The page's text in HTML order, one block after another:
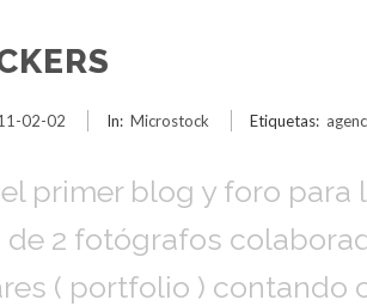
02-02 In: Microstock Etiquetas:
primer blog y foro
2 fotógrafos
( portfolio ) contando